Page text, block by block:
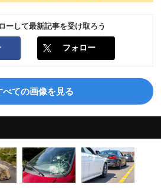
ーして最新記事を受け取ろう
フォロー
べての画像を見る